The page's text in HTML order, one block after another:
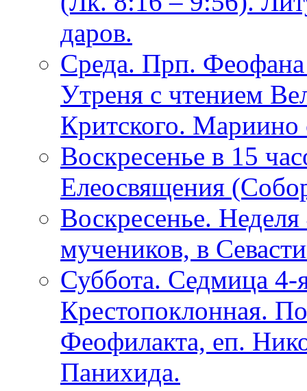
даров.
Среда. Прп. Феофана
Утреня с чтением
Критского. Мариино
Воскресенье в 15
Елеосвящения
Воскресенье.
мучеников, в
Суббота. Седмица 4-
Крестопоклонная.
Феофилакта, еп.
Панихида.